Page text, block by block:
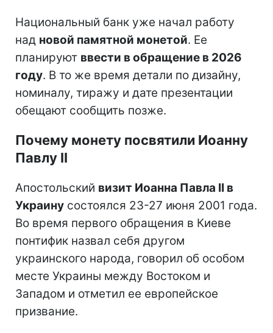
Национальный банк уже начал работу
над новой памятной монетой. Ее
планируют ввести в обращение в 2026
году. В то же время детали по дизайну,
номиналу, тиражу и дате презентации
обещают сообщить позже.
Почему монету посвятили Иоанну
Павлу II
Апостольский визит Иоанна Павла II в
Украину состоялся 23-27 июня 2001 года.
Во время первого обращения в Киеве
понтифик назвал себя другом
украинского народа, говорил об особом
месте Украины между Востоком и
Западом и отметил ее европейское
призвание.